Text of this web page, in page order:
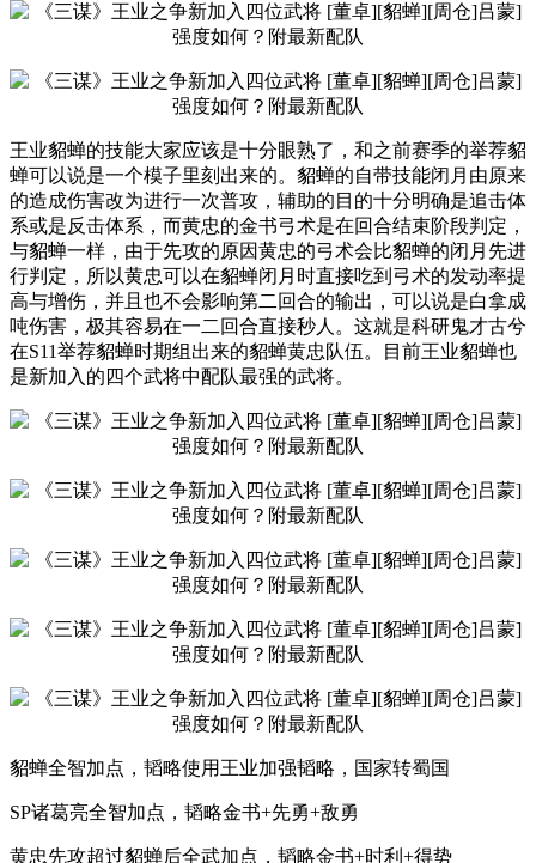
王业貂蝉的技能大家应该是十分眼熟了，和之前赛季的举荐貂
蝉可以说是一个模子里刻出来的。貂蝉的自带技能闭月由原来
的造成伤害改为进行一次普攻，辅助的目的十分明确是追击体
系或是反击体系，而黄忠的金书弓术是在回合结束阶段判定，
与貂蝉一样，由于先攻的原因黄忠的弓术会比貂蝉的闭月先进
行判定，所以黄忠可以在貂蝉闭月时直接吃到弓术的发动率提
高与增伤，并且也不会影响第二回合的输出，可以说是白拿成
吨伤害，极其容易在一二回合直接秒人。这就是科研鬼才古兮
在S11举荐貂蝉时期组出来的貂蝉黄忠队伍。目前王业貂蝉也
是新加入的四个武将中配队最强的武将。
貂蝉全智加点，韬略使用王业加强韬略，国家转蜀国
SP诸葛亮全智加点，韬略金书+先勇+敌勇
黄忠先攻超过貂蝉后全武加点，韬略金书+时利+得势